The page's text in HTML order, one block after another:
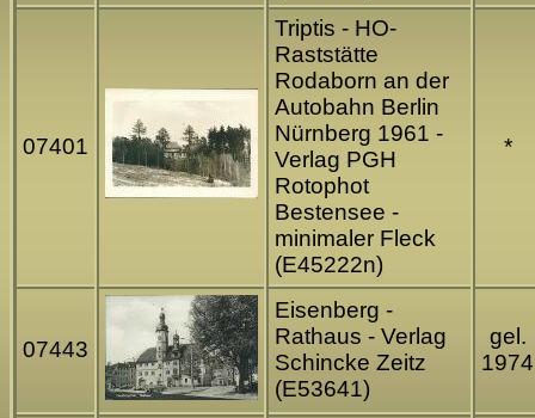
07401
Triptis - HO-
Raststätte
Rodaborn an der
Autobahn Berlin
Nürnberg 1961 -
Verlag PGH
Rotophot
Bestensee -
minimaler Fleck
(E45222n)
*
07443
Eisenberg -
Rathaus - Verlag
Schincke Zeitz
(E53641)
gel.
1974